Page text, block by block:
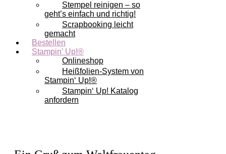
Stempel reinigen – so
geht’s einfach und richtig!
Scrapbooking leicht
gemacht
Bestellen
Stampin’ Up!®
Onlineshop
Heißfolien-System von
Stampin‘ Up!®
Stampin‘ Up! Katalog
anfordern